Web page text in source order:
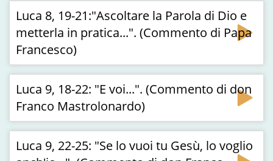
Luca 8, 19-21:"Ascoltare la Parola di Dio e
metterla in pratica...". (Commento di Papa
Francesco)
Luca 9, 18-22: "E voi...". (Commento di don
Franco Mastrolonardo)
Luca 9, 22-25: "Se lo vuoi tu Gesù, lo voglio